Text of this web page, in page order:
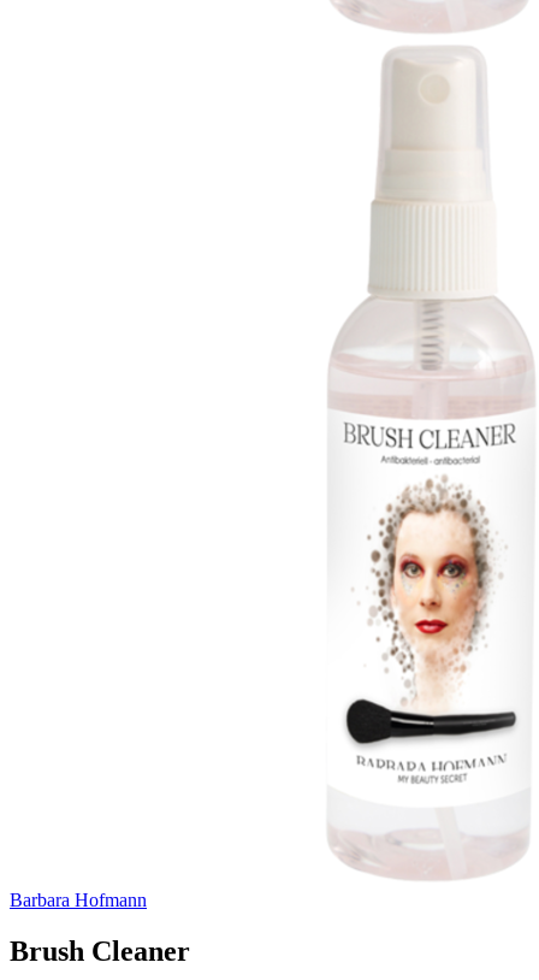
Barbara Hofmann
Brush Cleaner